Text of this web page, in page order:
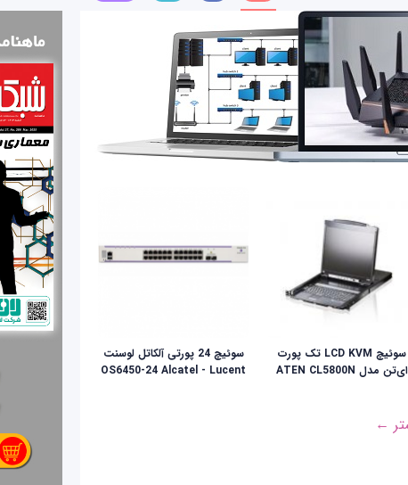
سوئيچ LCD KVM تک پورت
ای‌تن مدل ATEN CL5800N
سوئیچ 24 پورتی آلکاتل لوسنت
OS6450-24 Alcatel - Lucent
←